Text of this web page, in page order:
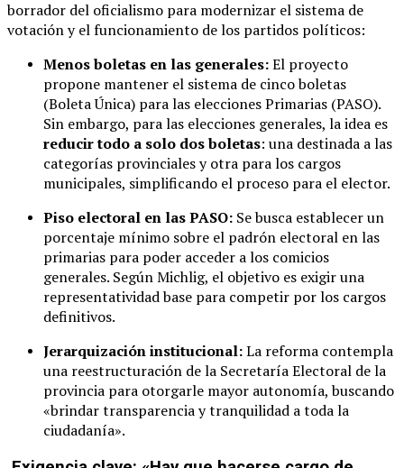
borrador del oficialismo para modernizar el sistema de
votación y el funcionamiento de los partidos políticos:
Menos boletas en las generales:El proyecto
propone mantener el sistema de cinco boletas
(Boleta Única) para las elecciones Primarias (PASO).
Sin embargo, para las elecciones generales, la idea es
reducir todo a solo dos boletas: una destinada a las
categorías provinciales y otra para los cargos
municipales, simplificando el proceso para el elector.
Piso electoral en las PASO: Se busca establecer un
porcentaje mínimo sobre el padrón electoral en las
primarias para poder acceder a los comicios
generales. Según Michlig, el objetivo es exigir una
representatividad base para competir por los cargos
definitivos.
Jerarquización institucional:La reforma contempla
una reestructuración de la Secretaría Electoral de la
provincia para otorgarle mayor autonomía, buscando
«brindar transparencia y tranquilidad a toda la
ciudadanía».